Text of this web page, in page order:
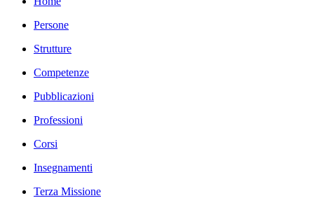
Persone
Strutture
Competenze
Pubblicazioni
Professioni
Corsi
Insegnamenti
Terza Missione